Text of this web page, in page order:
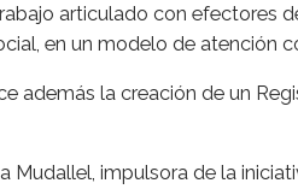
articulado con efectores
en un modelo de atención
además la creación de un
Mudallel, impulsora de la